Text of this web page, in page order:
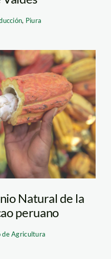
, Piura
Natural de la
peruano
Agricultura